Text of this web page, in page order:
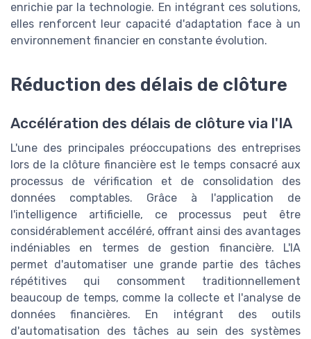
enrichie par la technologie. En intégrant ces solutions,
elles renforcent leur capacité d'adaptation face à un
environnement financier en constante évolution.
Réduction des délais de clôture
Accélération des délais de clôture via l'IA
L'une des principales préoccupations des entreprises
lors de la clôture financière est le temps consacré aux
processus de vérification et de consolidation des
données comptables. Grâce à l'application de
l'intelligence artificielle, ce processus peut être
considérablement accéléré, offrant ainsi des avantages
indéniables en termes de gestion financière. L'IA
permet d'automatiser une grande partie des tâches
répétitives qui consomment traditionnellement
beaucoup de temps, comme la collecte et l'analyse de
données financières. En intégrant des outils
d'automatisation des tâches au sein des systèmes